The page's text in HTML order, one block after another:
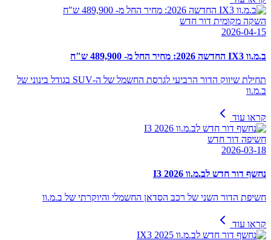
השקה מקומית דור חדש
2026-04-15
ב.מ.וו IX3 החדשה 2026: מחיר החל מ- 489,900 ש"ח
תחילת שיווק הדור הרביעי לגרסת החשמל של ה-SUV בגודל בינוני של
ב.מ.וו
קראו עוד
חשיפה דור חדש
2026-03-18
נחשף דור חדש לב.מ.וו I3 2026
חשיפת הדור השני של רכב הסדאן החשמלי והיוקרתי של ב.מ.וו
קראו עוד